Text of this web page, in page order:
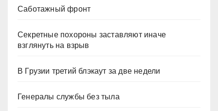
Саботажный фронт
Секретные похороны заставляют иначе
взглянуть на взрыв
В Грузии третий блэкаут за две недели
Генералы службы без тыла